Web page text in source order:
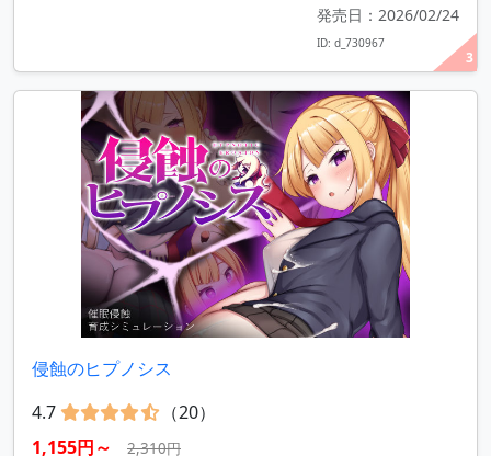
3
発売日：2026/02/24
ID: d_730967
侵蝕のヒプノシス
4.7
（20）
1,155円～
2,310円